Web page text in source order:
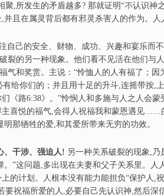
聚,所发生的矛盾越多? 那就证明“不认识神
且在属灵背后都有邪灵杀害人的作为。
自己的安全、财物、成功、兴趣和宴乐而
裂的另一种现象。他们看不见活在他们与
气和奖赏。主说：“怜恤人的人有福了；因
有给你们的；并且用十足的升斗,连摇带按,
《路6:38》。”怜悯人和多施与人之人会蒙
喜悦的福气,会得人祝福我和蒙恩遇见……
那牺牲的爱,和其爱所带来无穷的功效。
、干涉、强迫人! 另一种关系破裂的现象,
。”这问题,多出现在夫妻和父子关系里。
的计划。人根本没有能力能担负“保护人,
要祝福所爱的人,必要自己先认识神,然后深